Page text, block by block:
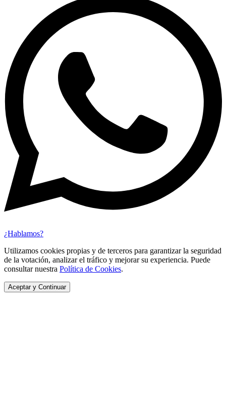
¿Hablamos?
Utilizamos cookies propias y de terceros para garantizar la seguridad
de la votación, analizar el tráfico y mejorar su experiencia. Puede
consultar nuestra Política de Cookies.
Aceptar y Continuar